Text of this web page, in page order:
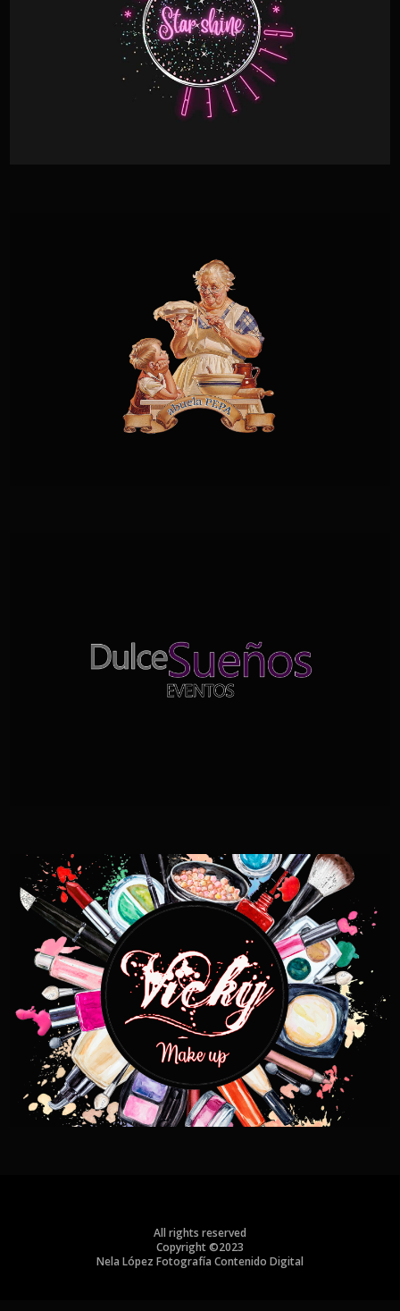
All rights reserved
Copyright ©2023
Nela López Fotografía Contenido Digital